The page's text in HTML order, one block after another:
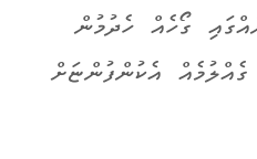
ގޯހެއް ހެދުމުން
ގެއްލުމެއް އެކުންފުންޏަށް